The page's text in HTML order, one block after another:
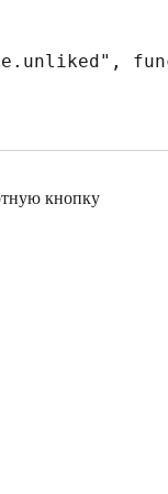
кнопку